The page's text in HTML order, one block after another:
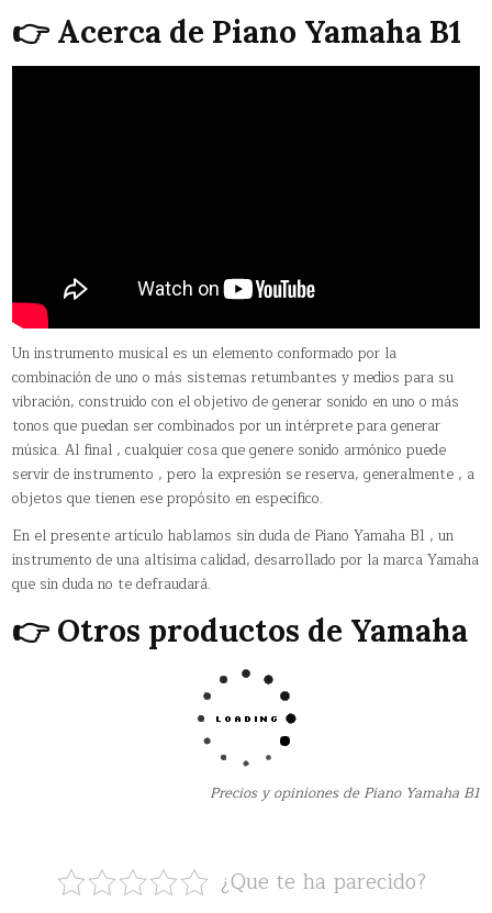
👉 Acerca de Piano Yamaha B1
Un instrumento musical es un elemento conformado por la
combinación de uno o más sistemas retumbantes y medios para su
vibración, construido con el objetivo de generar sonido en uno o más
tonos que puedan ser combinados por un intérprete para generar
música. Al final , cualquier cosa que genere sonido armónico puede
servir de instrumento , pero la expresión se reserva, generalmente , a
objetos que tienen ese propósito en específico.
En el presente artículo hablamos sin duda de Piano Yamaha B1 , un
instrumento de una altísima calidad, desarrollado por la marca Yamaha
que sin duda no te defraudará.
👉 Otros productos de Yamaha
Precios y opiniones de Piano Yamaha B1
¿Que te ha parecido?